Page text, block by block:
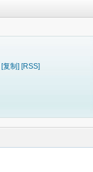
[复制] [RSS]